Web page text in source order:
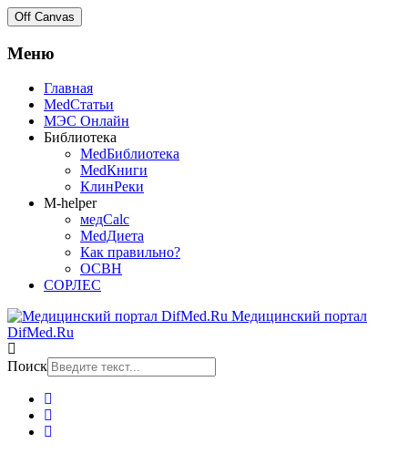
Off Canvas
Меню
Главная
MedСтатьи
МЭС Онлайн
Библиотека
MedБиблиотека
MedКниги
КлинРеки
M-helper
медCalc
MedДиета
Как правильно?
ОСВН
СОРЛЕС
Медицинский портал
DifMed.Ru
Поиск